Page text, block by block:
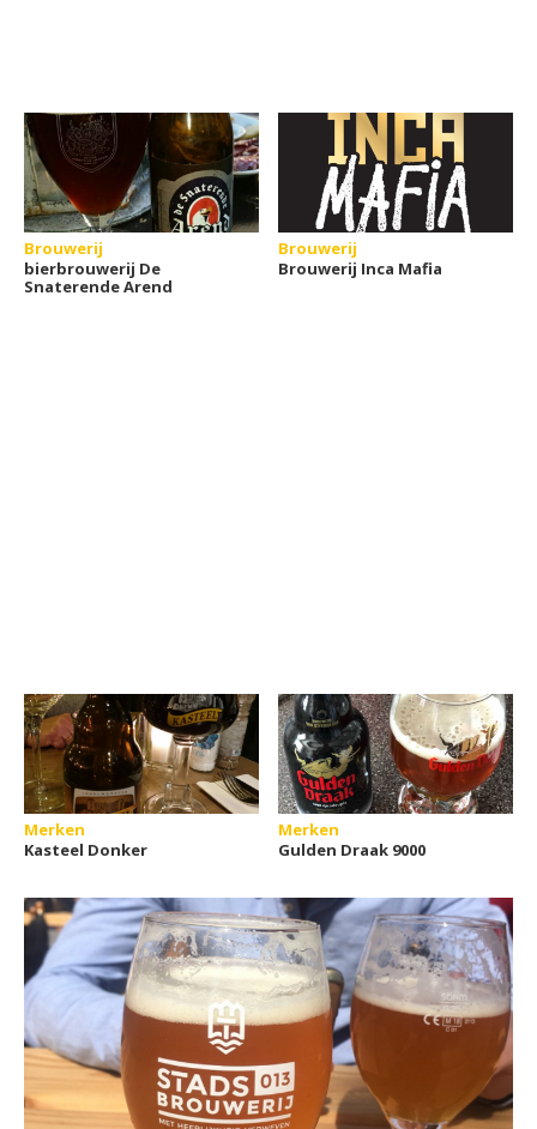
Brouwerij
bierbrouwerij De
Snaterende Arend
Brouwerij
Brouwerij Inca Mafia
Merken
Kasteel Donker
Merken
Gulden Draak 9000